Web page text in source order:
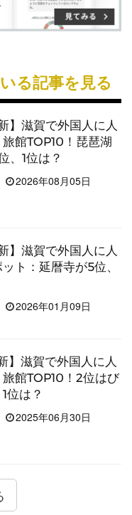
り組みを進めてい
る記事を見る
】滋賀で外国人に人
館TOP10！琵琶湖
、1位は？
2026年08月05日
】滋賀で外国人に人
ト：延暦寺が5位、
2026年01月09日
】滋賀で外国人に人
館TOP10！2位はび
位は？
2025年06月30日